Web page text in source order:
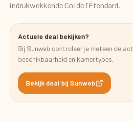
indrukwekkende Col de l'Étendard.
Actuele deal bekijken?
Bij Sunweb controleer je meteen de
beschikbaarheid en kamertypes.
Bekijk deal bij Sunweb